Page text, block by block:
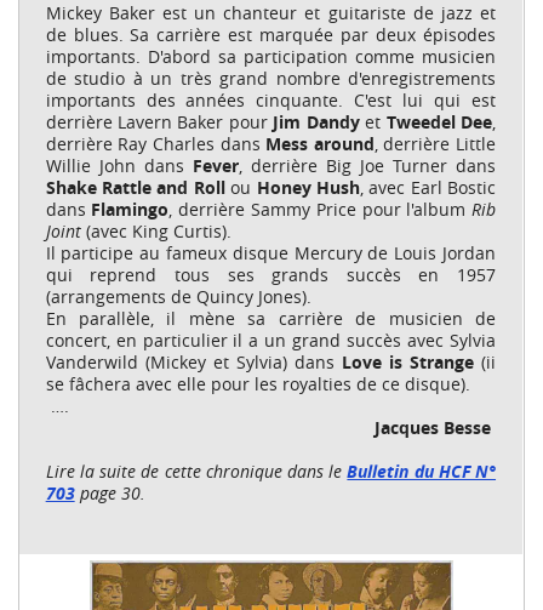
Mickey Baker est un chanteur et guitariste de jazz et
de blues. Sa carrière est marquée par deux épisodes
importants. D'abord sa participation comme musicien
de studio à un très grand nombre d'enregistrements
importants des années cinquante. C'est lui qui est
derrière Lavern Baker pour Jim Dandyet Tweedel Dee,
derrière Ray Charles dans Mess around, derrière Little
Willie John dans Fever, derrière Big Joe Turner dans
Shake Rattle and Rollou Honey Hush, avec Earl Bostic
dans Flamingo, derrière Sammy Price pour l'albumRib
Joint(avec King Curtis).
Il participe au fameux disque Mercury de Louis Jordan
qui reprend tous ses grands succès en 1957
(arrangements de Quincy Jones).
En parallèle, il mène sa carrière de musicien de
concert, en particulier il a un grand succès avec Sylvia
Vanderwild (Mickey et Sylvia) dans Love is Strange (ii
se fâchera avec elle pour les royalties de ce disque).
….
Jacques Besse
Lire la suite de cette chronique dans le Bulletin du HCF N°
703page 30.